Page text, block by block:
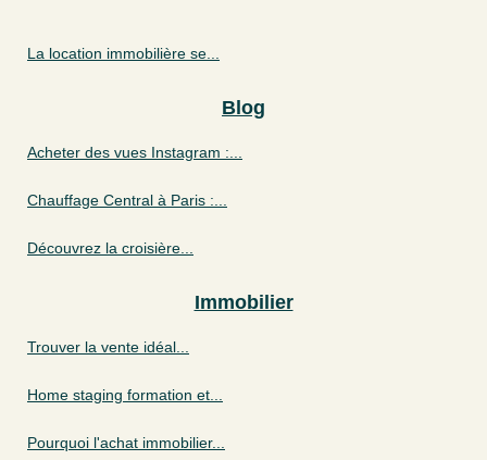
La location immobilière se...
Blog
Acheter des vues Instagram :...
Chauffage Central à Paris :...
Découvrez la croisière...
Immobilier
Trouver la vente idéal...
Home staging formation et...
Pourquoi l'achat immobilier...